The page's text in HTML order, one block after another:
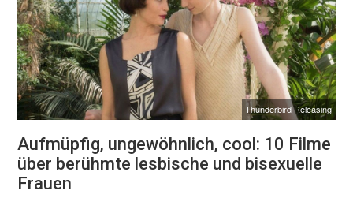
Thunderbird Releasing
Aufmüpfig, ungewöhnlich, cool: 10 Filme
über berühmte lesbische und bisexuelle
Frauen